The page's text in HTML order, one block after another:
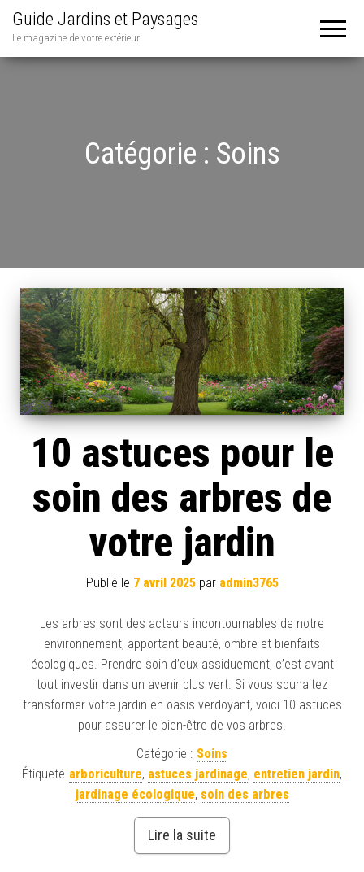
Guide Jardins et Paysages
Le magazine de votre extérieur
Catégorie : Soins
10 astuces pour le
soin des arbres de
votre jardin
Publié le 7 avril 2025par admin3765
Les arbres sont des acteurs incontournables de notre
environnement, apportant beauté, ombre et bienfaits
écologiques. Prendre soin d’eux assiduement, c’est avant
tout investir dans un avenir plus vert. Si vous souhaitez
transformer votre jardin en oasis verdoyant, voici 10 astuces
pour assurer le bien-être de vos arbres.
Catégorie : Soins
Étiqueté arboriculture, astuces jardinage, entretien jardin,
jardinage écologique, soin des arbres
Lire la suite